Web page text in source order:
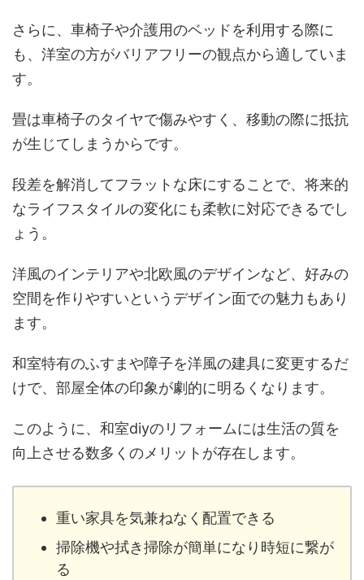
さらに、車椅子や介護用のベッドを利用する際に
も、洋室の方がバリアフリーの観点から適していま
す。
畳は車椅子のタイヤで傷みやすく、移動の際に抵抗
が生じてしまうからです。
段差を解消してフラットな床にすることで、将来的
なライフスタイルの変化にも柔軟に対応できるでし
ょう。
洋風のインテリアや北欧風のデザインなど、好みの
空間を作りやすいというデザイン面での魅力もあり
ます。
和室特有のふすまや障子を洋風の建具に変更するだ
けで、部屋全体の印象が劇的に明るくなります。
このように、和室diyのリフォームには生活の質を
向上させる数多くのメリットが存在します。
重い家具を気兼ねなく配置できる
掃除機や拭き掃除が簡単になり時短に繋が
る